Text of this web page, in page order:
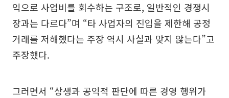
익으로 사업비를 회수하는 구조로, 일반적인 경쟁시
장과는 다르다”며 “타 사업자의 진입을 제한해 공정
거래를 저해했다는 주장 역시 사실과 맞지 않는다”고
주장했다.
그러면서 “상생과 공익적 판단에 따른 경영 행위가